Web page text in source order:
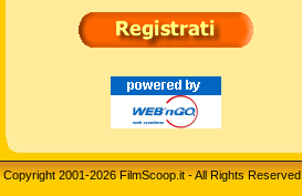
Copyright 2001-2026 FilmScoop.it - All Rights Reserved